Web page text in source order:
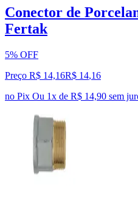
Conector de
Fertak
5% OFF
Preço R$ 14,16R$ 14,16
no Pix Ou 1x de R$ 14,90 sem